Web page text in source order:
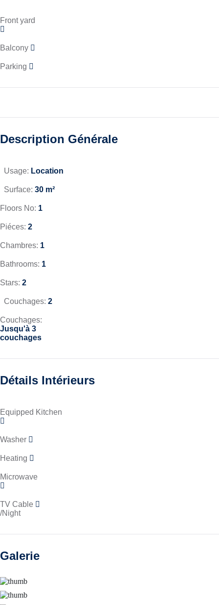
Front yard
Balcony
Parking
Description Générale
Usage: Location
Surface: 30 m²
Floors No: 1
Piéces: 2
Chambres: 1
Bathrooms: 1
Stars: 2
Couchages: 2
Couchages:
Jusqu'à 3
couchages
Détails Intérieurs
Equipped Kitchen
Washer
Heating
Microwave
TV Cable
/Night
Galerie